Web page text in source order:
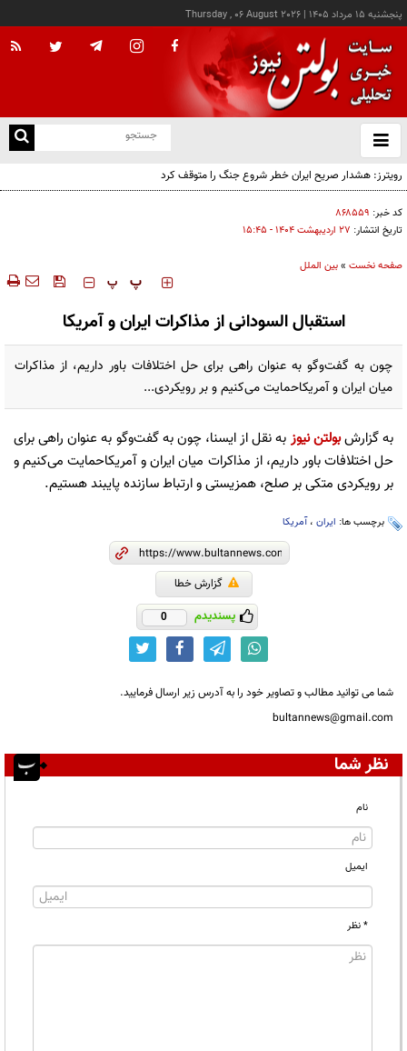
پنجشنبه ۱۵ مرداد ۱۴۰۵ |
Thursday , 06 August 2026
باز
و
رویترز: هشدار صریح ایران خطر شروع جنگ را متوقف کرد
کد خبر: ۸۶۸۵۵۹
تاریخ انتشار: ۲۷ ارديبهشت ۱۴۰۴ - ۱۵:۴۵
صفحه نخست »بین الملل
‍‍‍ پ پ
استقبال السودانی از مذاکرات ایران و آمریکا
چون به گفت‌وگو به عنوان راهی برای حل اختلافات باور داریم، از مذاکرات
میان ایران و آمریکاحمایت می‌کنیم و بر رویکردی...
به گزارشبولتن نیوز به نقل از ایسنا، چون به گفت‌وگو به عنوان راهی برای
حل اختلافات باور داریم، از مذاکرات میان ایران و آمریکاحمایت می‌کنیم و
بر رویکردی متکی بر صلح، همزیستی و ارتباط سازنده پایبند هستیم.
برچسب ها: ایران ،آمریکا
گزارش خطا
پسندیدم 0
شما می توانید مطالب و تصاویر خود را به آدرس زیر ارسال فرمایید.
bultannews@gmail.com
نظر شما
نام
ایمیل
* نظر